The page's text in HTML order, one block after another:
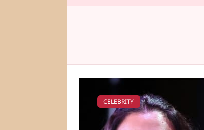
CELEBRITY